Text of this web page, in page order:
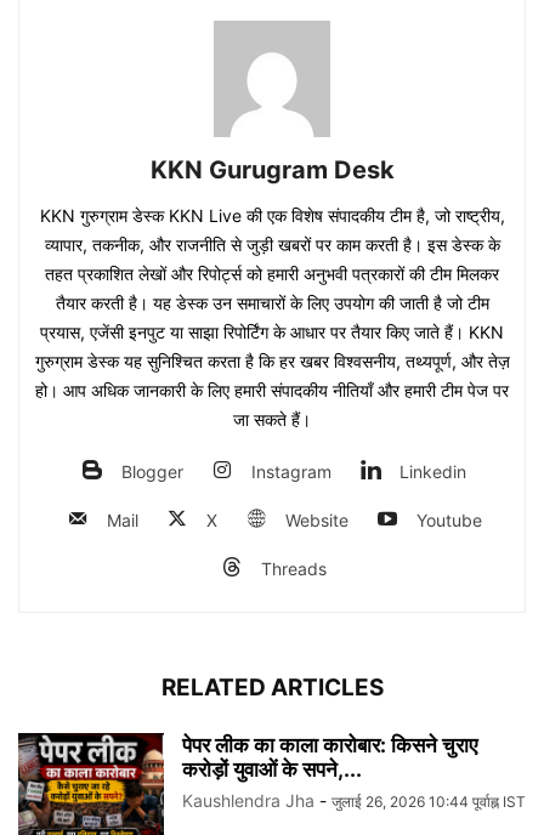
KKN Gurugram Desk
KKN गुरुग्राम डेस्क KKN Live की एक विशेष संपादकीय टीम है, जो राष्ट्रीय,
व्यापार, तकनीक, और राजनीति से जुड़ी खबरों पर काम करती है। इस डेस्क के
तहत प्रकाशित लेखों और रिपोर्ट्स को हमारी अनुभवी पत्रकारों की टीम मिलकर
तैयार करती है। यह डेस्क उन समाचारों के लिए उपयोग की जाती है जो टीम
प्रयास, एजेंसी इनपुट या साझा रिपोर्टिंग के आधार पर तैयार किए जाते हैं। KKN
गुरुग्राम डेस्क यह सुनिश्चित करता है कि हर खबर विश्वसनीय, तथ्यपूर्ण, और तेज़
हो। आप अधिक जानकारी के लिए हमारी संपादकीय नीतियाँ और हमारी टीम पेज पर
जा सकते हैं।
Blogger Instagram Linkedin
Mail X Website Youtube
Threads
RELATED ARTICLES
पेपर लीक का काला कारोबार: किसने चुराए
करोड़ों युवाओं के सपने,...
Kaushlendra Jha - जुलाई 26, 2026 10:44 पूर्वाह्न IST